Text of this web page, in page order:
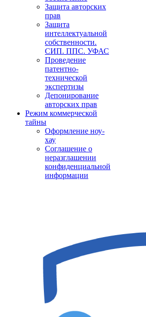
Защита авторских
прав
Защита
интеллектуальной
собственности.
СИП. ППС. УФАС
Проведение
патентно-
технической
экспертизы
Депонирование
авторских прав
Режим коммерческой
тайны
Оформление ноу-
хау
Соглашение о
неразглашении
конфиденциальной
информации